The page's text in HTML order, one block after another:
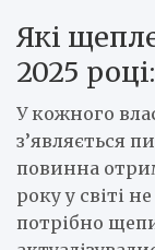
Які
2025
У кожного
з’являється
повинна
року у світі
потрібно